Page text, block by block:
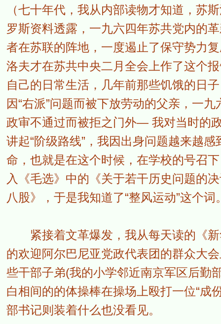
（七十年代，我从内部读物才知道，苏
罗斯资料透露，一九六四年苏共党内的
者在苏联的阵地，一度遏止了保守势力
洛夫才在苏共中央二月全会上作了这个
自己的日常生活，几年前那些饥饿的日
因“右派”问题而被下放劳动的父亲，一
政审不通过而被拒之门外— 我对当时的
讲起“阶级路线”，我因出身问题越来越
命，也就是在这个时候，在学校的号召
入《毛选》中的《关于若干历史问题的
八股》，于是我知道了“整风运动”这个词
紧接着文革爆发，我从每天读的《新
的欢迎阿尔巴尼亚党政代表团的群众大
些干部子弟(我的小学邻近南京军区后勤
白相间的的体操棒在操场上殴打一位“成
部书记则装着什么也没看见。